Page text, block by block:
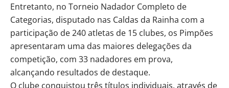
Entretanto, no Torneio Nadador Completo de
Categorias, disputado nas Caldas da Rainha com a
participação de 240 atletas de 15 clubes, os Pimpões
apresentaram uma das maiores delegações da
competição, com 33 nadadores em prova,
alcançando resultados de destaque.
O clube conquistou três títulos individuais, através de